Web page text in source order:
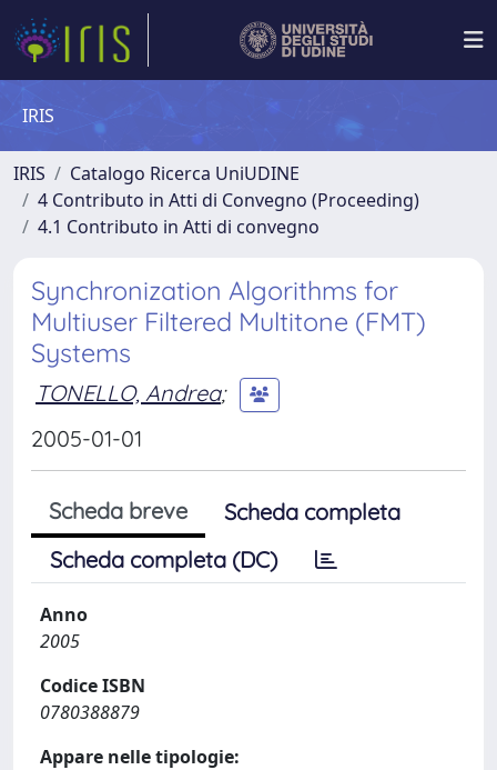
IRIS
IRIS
Catalogo Ricerca UniUDINE
4 Contributo in Atti di Convegno (Proceeding)
4.1 Contributo in Atti di convegno
Synchronization Algorithms for
Multiuser Filtered Multitone (FMT)
Systems
TONELLO, Andrea;
2005-01-01
Scheda breve
Scheda completa
Scheda completa (DC)
Anno
2005
Codice ISBN
0780388879
Appare nelle tipologie: